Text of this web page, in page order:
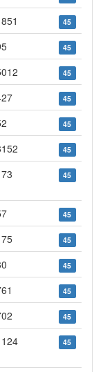
45
45
45
45
45
45
45
45
45
45
45
45
45